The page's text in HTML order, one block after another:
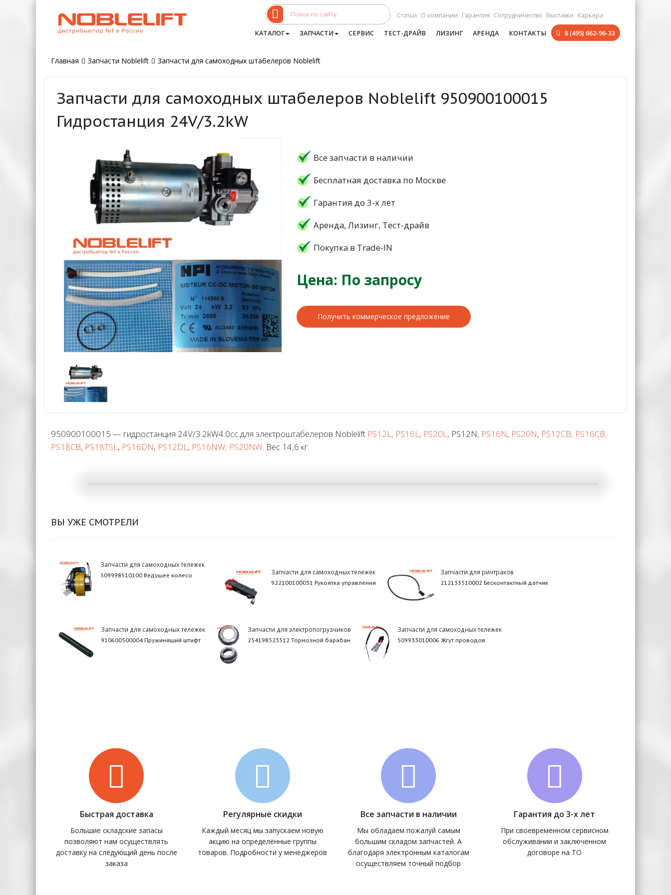
Статьи О компании Гарантия Сотрудничество Выставки Карьера
КАТАЛОГ ЗАПЧАСТИ СЕРВИС ТЕСТ-ДРАЙВ ЛИЗИНГ АРЕНДА КОНТАКТЫ 8 (495) 662-96-33
Главная Запчасти Noblelift Запчасти для самоходных штабелеров Noblelift
Запчасти для самоходных штабелеров Noblelift 950900100015
Гидростанция 24V/3.2kW
Все запчасти в наличии
Бесплатная доставка по Москве
Гарантия до 3-х лет
Аренда, Лизинг, Тест-драйв
Покупка в Trade-IN
Цена: По запросу
Получить коммерческое предложение
950900100015 — гидростанция 24V/3.2kW4.0cc для электроштабелеров Noblelift PS12L, PS16L, PS20L, PS12N, PS16N, PS20N, PS12CB, PS16CB,
PS18CB, PS18TSL, PS16DN, PS12DL, PS16NW, PS20NW. Вес 14,6 кг.
ВЫ УЖЕ СМОТРЕЛИ
Запчасти для самоходных тележек
509998510100 Ведущее колесо Запчасти для самоходных тележек
922100100031 Рукоятка управления
Запчасти для ричтраков
212133510002 Бесконтактный датчик
Запчасти для самоходных тележек
910600500004 Пружинящий штифт
Запчасти для электропогрузчиков
254198523512 Тормозной барабан
Запчасти для самоходных тележек
509933010006 Жгут проводов
Быстрая доставка
Большие складские запасы
позволяют нам осуществлять
доставку на следующий день после
заказа
Регулярные скидки
Каждый месяц мы запускаем новую
акцию на определённые группы
товаров. Подробности у менеджеров
Все запчасти в наличии
Мы обладаем пожалуй самым
большим складом запчастей. А
благодаря электронным каталогам
осуществляем точный подбор
Гарантия до 3-х лет
При своевременном сервисном
обслуживании и заключенном
договоре на ТО